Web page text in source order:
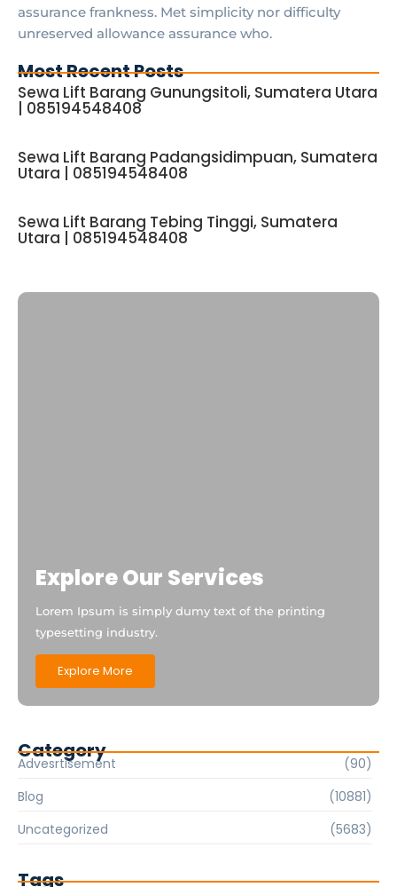
assurance frankness. Met simplicity nor difficulty
unreserved allowance assurance who.
Most Recent Posts
Sewa Lift Barang Gunungsitoli, Sumatera Utara
| 085194548408
Sewa Lift Barang Padangsidimpuan, Sumatera
Utara | 085194548408
Sewa Lift Barang Tebing Tinggi, Sumatera
Utara | 085194548408
Explore Our Services
Lorem Ipsum is simply dumy text of the printing
typesetting industry.
Explore More
Category
Advesrtisement
(90)
Blog
(10881)
Uncategorized
(5683)
Tags